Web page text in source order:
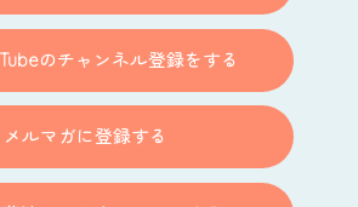
のチャンネル登録をする
メルマガに登録する